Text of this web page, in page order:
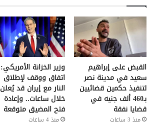
القبض على إبراهيم
سعيد في مدينة نصر
لتنفيذ حكمين قضائيين
بـ460 ألف جنيه في
قضايا نفقة
منذ 3 ساعات
وزير الخزانة الأمريكي:
اتفاق ووقف لإطلاق
النار مع إيران قد يُعلن
خلال ساعات.. وإعادة
فتح المضيق متوقعة
منذ 4 ساعات